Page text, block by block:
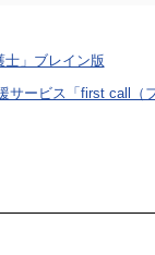
士」ブレイン版
サービス「first call（